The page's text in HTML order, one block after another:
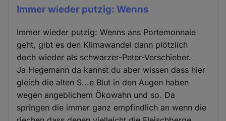
Immer wieder putzig: Wenns
Immer wieder putzig: Wenns ans Portemonnaie
geht, gibt es den Klimawandel dann plötzlich
doch wieder als schwarzer-Peter-Verschieber.
Ja Hegemann da kannst du aber wissen dass hier
gleich die alten S...e Blut in den Augen haben
wegen angeblichem Ökowahn und so. Da
springen die immer ganz empfindlich an wenn die